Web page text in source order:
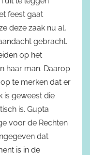
feest gaat
deze zaak nu al,
gebracht.
op het
haar man. Daarop
te merken dat er
is geweest die
is. Gupta
voor de Rechten
dat
is in de